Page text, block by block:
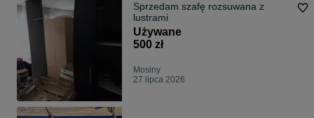
Sprzedam szafę rozsuwana z
lustrami
Używane
500 zł
Mosiny
27 lipca 2026